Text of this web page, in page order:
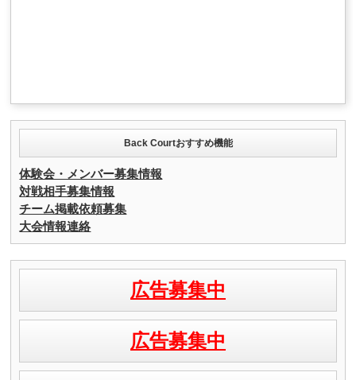
Back Courtおすすめ機能
体験会・メンバー募集情報
対戦相手募集情報
チーム掲載依頼募集
大会情報連絡
広告募集中
広告募集中